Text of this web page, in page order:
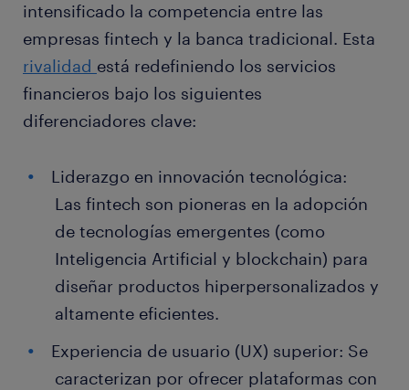
intensificado la competencia entre las
empresas fintech y la banca tradicional. Esta
rivalidad está redefiniendo los servicios
financieros bajo los siguientes
diferenciadores clave:
Liderazgo en innovación tecnológica:
Las fintech son pioneras en la adopción
de tecnologías emergentes (como
Inteligencia Artificial y blockchain) para
diseñar productos hiperpersonalizados y
altamente eficientes.
Experiencia de usuario (UX) superior: Se
caracterizan por ofrecer plataformas con